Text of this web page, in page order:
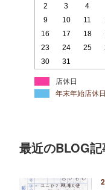
2
3 4
9
10 11
16
17 18
23
24 25
30
31
店休日
年末年始店休日
最近のBLOG